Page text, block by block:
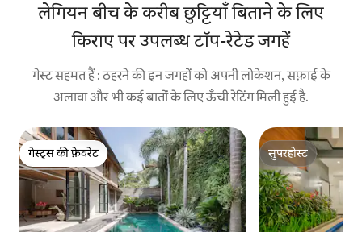
लेगियन बीच के करीब छुट्टियाँ बिताने के लिए
किराए पर उपलब्ध टॉप-रेटेड जगहें
गेस्ट सहमत हैं : ठहरने की इन जगहों को अपनी लोकेशन, सफ़ाई के
अलावा और भी कई बातों के लिए ऊँची रेटिंग मिली हुई है.
गेस्ट्स की फ़ेवरेट
गेस्ट्स की फ़ेवरेट
सुपरहोस्ट
सुपरहोस्ट